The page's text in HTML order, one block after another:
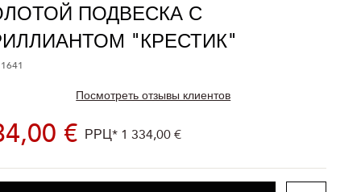
ПОДВЕСКА С
"КРЕСТИК"
Посмотреть отзывы клиентов
€ РРЦ* 1 334,00 €